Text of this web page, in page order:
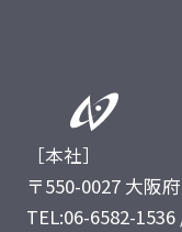
［本社］
〒550-0027 大阪
TEL:06-6582-